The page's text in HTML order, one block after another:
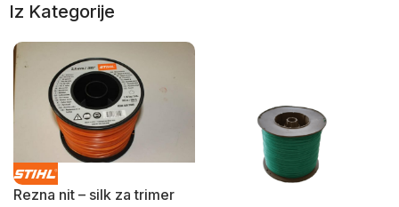
Iz Kategorije
Rezna nit – silk za trimer